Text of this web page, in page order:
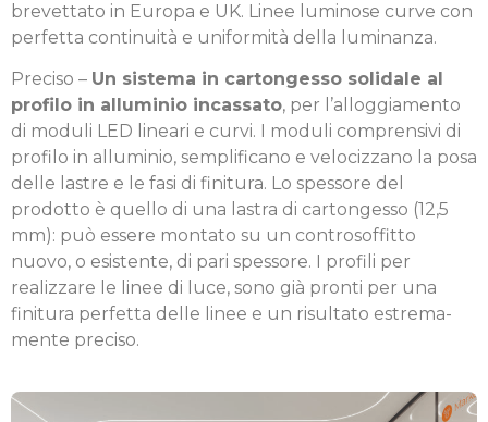
brevettato in Europa e UK. Linee luminose curve con
perfetta continuità e uniformità della luminanza.
Preciso – Un sistema in cartongesso solidale al
profilo in alluminio incassato, per l’alloggiamento
di moduli LED lineari e curvi. I moduli comprensivi di
profilo in allu­minio, semplificano e velocizzano la posa
delle lastre e le fasi di finitura. Lo spessore del
prodotto è quello di una lastra di cartongesso (12,5
mm): può essere montato su un controsoffitto
nuovo, o esistente, di pari spessore. I profili per
realizzare le linee di luce, sono già pronti per una
finitura perfetta delle linee e un risultato estrema­
mente preciso.